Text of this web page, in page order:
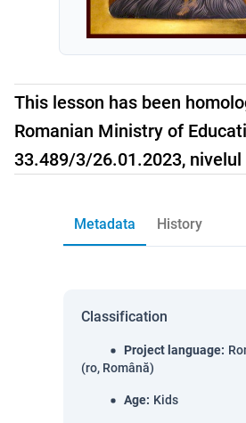
This lesson has been
Romanian Ministry of
33.489/3/26.01.2023,
Metadata History
Classification
Project language:
(ro, Română)
Age: Kids